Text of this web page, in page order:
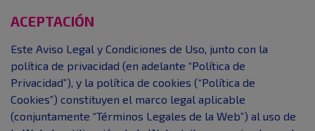
ACEPTACIÓN
Este Aviso Legal y Condiciones de Uso, junto con la
política de privacidad (en adelante “Política de
Privacidad”), y la política de cookies (“Política de
Cookies”) constituyen el marco legal aplicable
(conjuntamente “Términos Legales de la Web”) al uso de